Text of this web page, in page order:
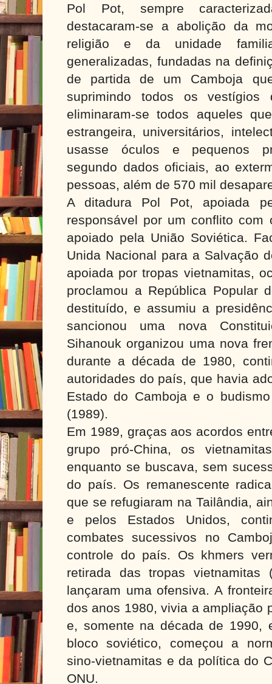
Pol Pot, sempre
destacaram-se a abolição da
religião e da unidade
generalizadas, fundadas na
de partida de um Camboja
suprimindo todos os vestígios
eliminaram-se todos aqueles
estrangeira, universitários,
usasse óculos e pequenos
segundo dados oficiais, ao
pessoas, além de 570 mil
A ditadura Pol Pot, apoiada
responsável por um conflito com
apoiado pela União Soviética.
Unida Nacional para a Salvação
apoiada por tropas vietnamitas,
proclamou a República Popular
destituído, e assumiu a
sancionou uma nova
Sihanouk organizou uma nova
durante a década de 1980,
autoridades do país, que havia
Estado do Camboja e o
(1989).
Em 1989, graças aos acordos
grupo pró-China, os
enquanto se buscava, sem
do país. Os remanescente
que se refugiaram na Tailândia,
e pelos Estados Unidos,
combates sucessivos no
controle do país. Os khmers
retirada das tropas vietnamitas
lançaram uma ofensiva. A
dos anos 1980, vivia a ampliação
e, somente na década de 1990,
bloco soviético, começou a
sino-vietnamitas e da política do
ONU.